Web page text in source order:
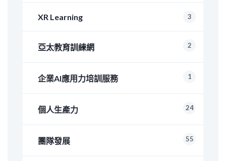
XR Learning 3
亞太教育訓練網 2
企業AI應用力培訓服務 1
個人生產力 24
團隊發展 55